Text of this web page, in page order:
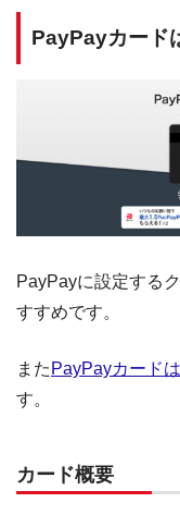
PayPayカード
PayPayに設定する
すすめです。
また PayPayカード
す。
カード概要